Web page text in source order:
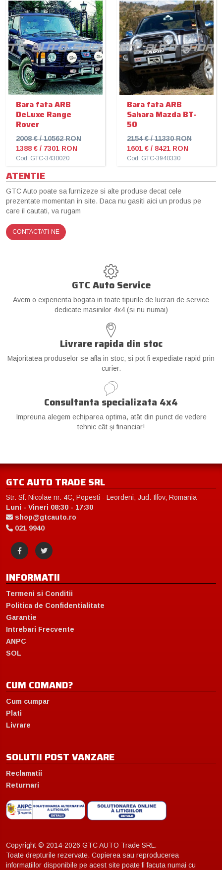
Bara fata ARB
DeLuxe Range
Rover
2008 € / 10562 RON
1388 € / 7301 RON
Cod: GTC-3430020
Bara fata ARB
Sahara Mazda BT-
50
2154 € / 11330 RON
1601 € / 8421 RON
Cod: GTC-3940330
ATENTIE
GTC Auto poate sa furnizeze si alte produse decat cele
prezentate momentan in site. Daca nu gasiti aici un produs pe
care il cautati, va rugam
CONTACTATI-NE
GTC Auto Service
Avem o experienta bogata in toate tipurile de lucrari de service
dedicate masinilor 4x4 (si nu numai)
Livrare rapida din stoc
Majoritatea produselor se afla in stoc, si pot fi expediate rapid prin
curier.
Consultanta specializata 4x4
Impreuna alegem echiparea optima, atât din punct de vedere
tehnic cât și financiar!
GTC AUTO TRADE SRL
Str. Sf. Nicolae nr. 4C, Popesti - Leordeni, Jud. Ilfov, Romania
Luni - Vineri 08:30 - 17:30
shop@gtcauto.ro
021 9940
INFORMATII
Termeni si Conditii
Politica de Confidentialitate
Garantie
Intrebari Frecvente
ANPC
SOL
CUM COMAND?
Cum cumpar
Plati
Livrare
SOLUTII POST VANZARE
Reclamatii
Returnari
Copyright © 2014-2026 GTC AUTO Trade SRL.
Toate drepturile rezervate. Copierea sau reproducerea
informatiilor disponibile pe acest site poate fi facuta numai cu